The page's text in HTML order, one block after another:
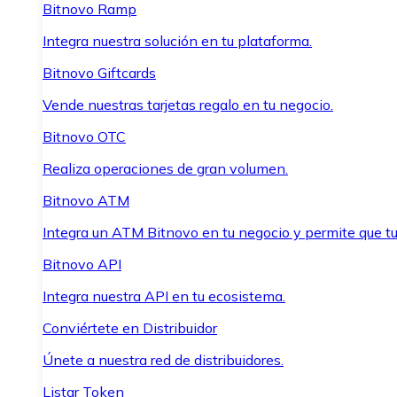
Bitnovo Ramp
Integra nuestra solución en tu plataforma.
Bitnovo Giftcards
Vende nuestras tarjetas regalo en tu negocio.
Bitnovo OTC
Realiza operaciones de gran volumen.
Bitnovo ATM
Integra un ATM Bitnovo en tu negocio y permite que
Bitnovo API
Integra nuestra API en tu ecosistema.
Conviértete en Distribuidor
Únete a nuestra red de distribuidores.
Listar Token